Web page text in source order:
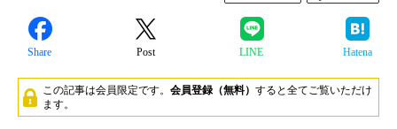
Share Post LINE Hatena
この記事は会員限定です。 会員登録（無料） すると全てご覧いただけ
ます。